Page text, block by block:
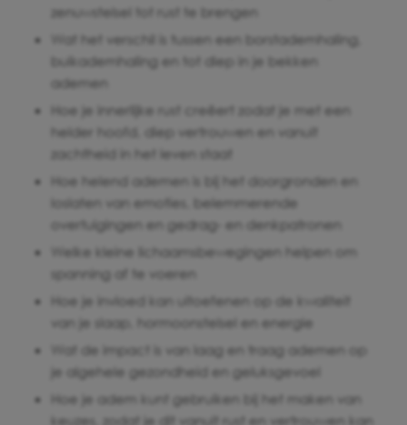
zenuwstelsel tot rust te brengen
Wat het verschil is tussen een borstademhaling,
buikademhaling en tot diep in je bekken
ademen
Hoe je innerlijke rust creëert zodat je met een
helder hoofd, diep vertrouwen en vanuit
zachtheid in het leven staat
Hoe helend ademen is bij het doorgronden en
loslaten van emoties, belemmerende
overtuigingen en gedrag- en denkpatronen
Welke kleine lichaamsbewegingen helpen om
spanning af te voeren
Hoe je invloed kan uitoefenen op de kwaliteit
van je slaap, hormoonstelsel en energie
Wat de impact is van laag en traag ademen op
je algehele gezondheid en geluksgevoel
Hoe je adem kunt gebruiken bij het maken van
keuzes, zodat je dit vanuit rust en vertrouwen kan